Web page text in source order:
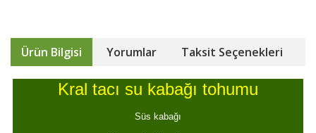
Ürün Bilgisi Yorumlar Taksit Seçenekleri
Kral tacı su kabağı tohumu
Süs kabağı